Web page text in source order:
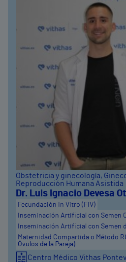
Obstetricia y ginecología,
Reproducción Humana Asistida
Dr. Luis Ignacio Devesa
Fecundación In Vitro (FIV)
Inseminación Artificial con Semen
Inseminación Artificial con Semen
Maternidad Compartida o Método
Óvulos de la Pareja)
Centro Médico Vithas